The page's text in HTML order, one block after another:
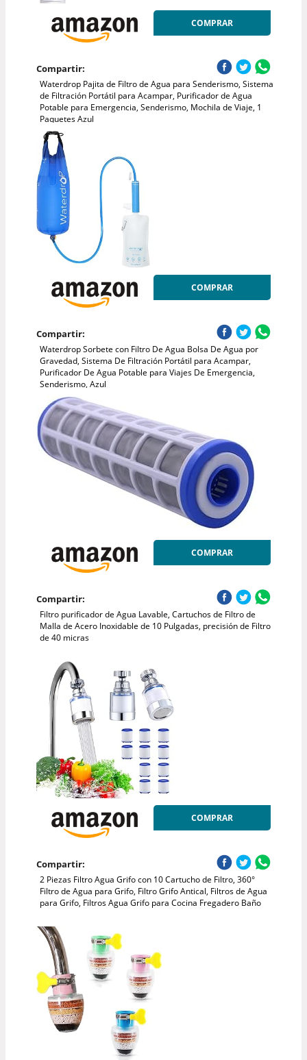
COMPRAR
Compartir:
Waterdrop Pajita de Filtro de Agua para Senderismo, Sistema
de Filtración Portátil para Acampar, Purificador de Agua
Potable para Emergencia, Senderismo, Mochila de Viaje, 1
Paquetes Azul
COMPRAR
Compartir:
Waterdrop Sorbete con Filtro De Agua Bolsa De Agua por
Gravedad, Sistema De Filtración Portátil para Acampar,
Purificador De Agua Potable para Viajes De Emergencia,
Senderismo, Azul
COMPRAR
Compartir:
Filtro purificador de Agua Lavable, Cartuchos de Filtro de
Malla de Acero Inoxidable de 10 Pulgadas, precisión de Filtro
de 40 micras
COMPRAR
Compartir:
2 Piezas Filtro Agua Grifo con 10 Cartucho de Filtro, 360°
Filtro de Agua para Grifo, Filtro Grifo Antical, Filtros de Agua
para Grifo, Filtros Agua Grifo para Cocina Fregadero Baño